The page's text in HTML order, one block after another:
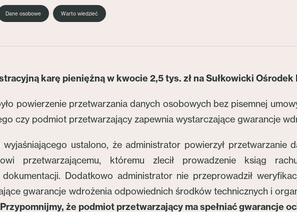
Dane osobowe Warto wiedzieć
karę pieniężną w kwocie 2,5 tys. zł na Sułkowicki Ośrodek
powierzenie przetwarzania danych osobowych bez pisemnej
czy podmiot przetwarzający zapewnia wystarczające gwarancje
ustalono, że administrator powierzył przetwarzanie
przetwarzającemu, któremu zlecił prowadzenie ksiąg
Dodatkowo administrator nie przeprowadził
gwarancje wdrożenia odpowiednich środków technicznych i
Przypomnijmy, że podmiot przetwarzający ma spełniać gwarancje